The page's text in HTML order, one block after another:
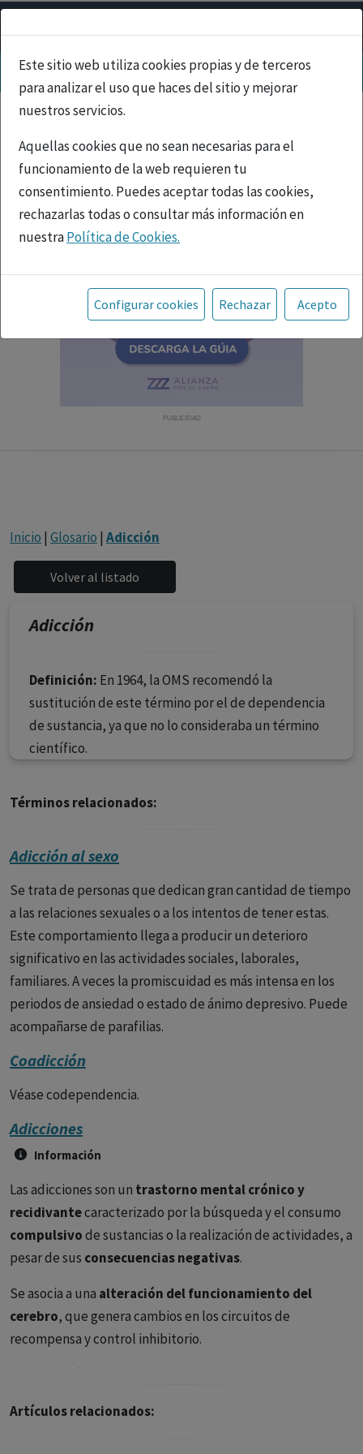
Este sitio web utiliza cookies propias y de terceros
para analizar el uso que haces del sitio y mejorar
nuestros servicios.
Aquellas cookies que no sean necesarias para el
funcionamiento de la web requieren tu
consentimiento. Puedes aceptar todas las cookies,
rechazarlas todas o consultar más información en
nuestraPolítica de Cookies.
Toda la información incluida en la Página Web está
referida a productos del mercado español y, por
tanto, dirigida a profesionales sanitarios legalmente
facultados para prescribir o dispensar medicamentos
con ejercicio profesional. La información técnica de los
fármacos se facilita a título meramente informativo,
Configurar cookies Rechazar Acepto
PUBLICIDAD
Inicio | Glosario | Adicción
Adicción
Definición: En 1964, la OMS recomendó la
sustitución de este término por el de dependencia
de sustancia, ya que no lo consideraba un término
científico.
Términos relacionados:
Adicción al sexo
Se trata de personas que dedican gran cantidad de tiempo
a las relaciones sexuales o a los intentos de tener estas.
Este comportamiento llega a producir un deterioro
significativo en las actividades sociales, laborales,
familiares. A veces la promiscuidad es más intensa en los
periodos de ansiedad o estado de ánimo depresivo. Puede
acompañarse de parafilias.
Coadicción
Véase codependencia.
Adicciones
Información
Las adicciones son un trastorno mental crónico y
recidivantecaracterizado por la búsqueda y el consumo
compulsivode sustancias o la realización de actividades, a
pesar de sus consecuencias negativas.
Se asocia a una alteración del funcionamiento del
cerebro, que genera cambios en los circuitos de
recompensa y control inhibitorio.
Adicciones a sustancias:
Artículos relacionados: